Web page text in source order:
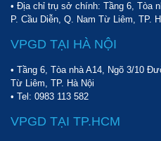
• Địa chỉ trụ sở chính: Tầng 6, Tòa
P. Cầu Diễn, Q. Nam Từ Liêm, TP.
VPGD TẠI HÀ NỘI
• Tầng 6, Tòa nhà A14, Ngõ 3/10
Từ Liêm, TP. Hà Nội
• Tel: 0983 113 582
VPGD TẠI TP.HCM